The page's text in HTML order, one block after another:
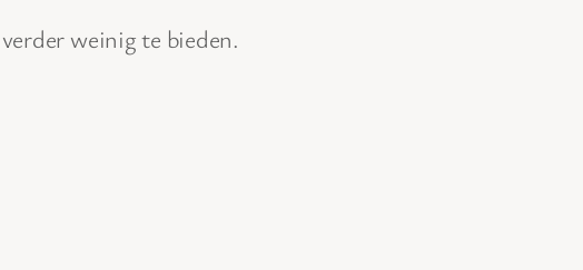
weinig te bieden.